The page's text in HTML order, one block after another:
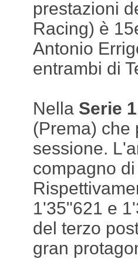
prestazioni
Racing) è
Antonio
entrambi di
Nella Serie
(Prema) che
sessione.
compagno
1'35"621 e
del terzo
gran